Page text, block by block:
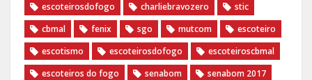
escoteirosdofogo
charliebravozero
stic
cbmal
fenix sgo mutcom
escoteiro
escotismo
escoteirosdofogo
escoteiroscbmal
escoteiros do fogo
senabom
senabom 2017